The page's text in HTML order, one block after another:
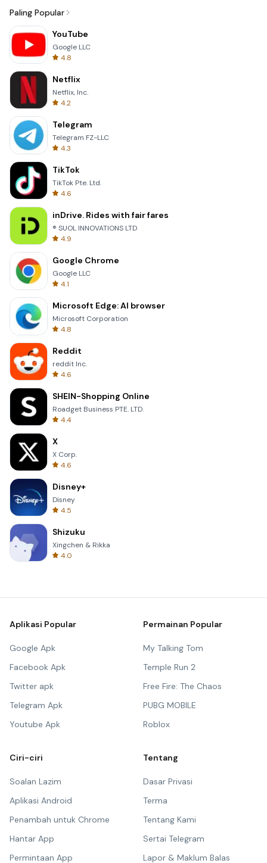
Paling Popular
YouTube
Google LLC
4.8
Netflix
Netflix, Inc.
4.2
Telegram
Telegram FZ-LLC
4.3
TikTok
TikTok Pte. Ltd.
4.6
inDrive. Rides with fair fares
® SUOL INNOVATIONS LTD
4.9
Google Chrome
Google LLC
4.1
Microsoft Edge: AI browser
Microsoft Corporation
4.8
Reddit
reddit Inc.
4.6
SHEIN-Shopping Online
Roadget Business PTE. LTD.
4.4
X
X Corp.
4.6
Disney+
Disney
4.5
Shizuku
Xingchen & Rikka
4.0
Aplikasi Popular
Google Apk
Facebook Apk
Twitter apk
Telegram Apk
Youtube Apk
Permainan Popular
My Talking Tom
Temple Run 2
Free Fire: The Chaos
PUBG MOBILE
Roblox
Ciri-ciri
Soalan Lazim
Aplikasi Android
Penambah untuk Chrome
Hantar App
Permintaan App
Tentang
Dasar Privasi
Terma
Tentang Kami
Sertai Telegram
Lapor & Maklum Balas